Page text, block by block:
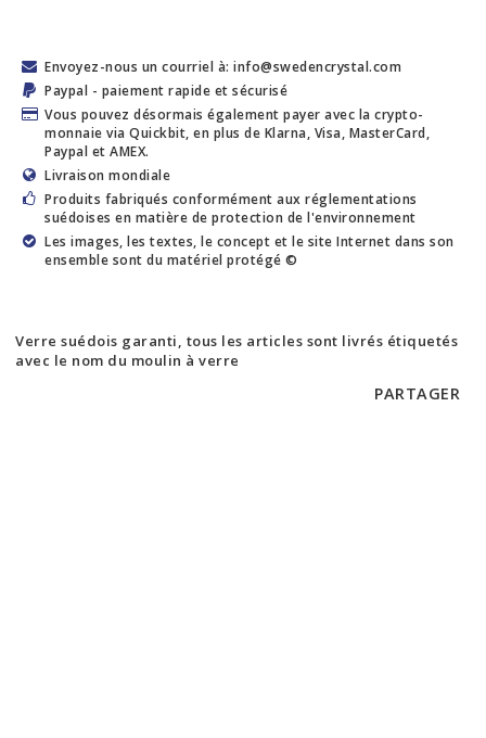
Envoyez-nous un courriel à: info@swedencrystal.com
Paypal - paiement rapide et sécurisé
Vous pouvez désormais également payer avec la crypto-
monnaie via Quickbit, en plus de Klarna, Visa, MasterCard,
Paypal et AMEX.
Livraison mondiale
Produits fabriqués conformément aux réglementations
suédoises en matière de protection de l'environnement
Les images, les textes, le concept et le site Internet dans son
ensemble sont du matériel protégé ©
Verre suédois garanti, tous les articles sont livrés étiquetés
avec le nom du moulin à verre
PARTAGER